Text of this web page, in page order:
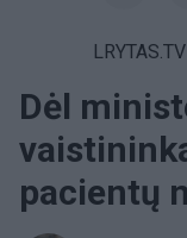
LRYTAS.TV
Dėl
pacientų